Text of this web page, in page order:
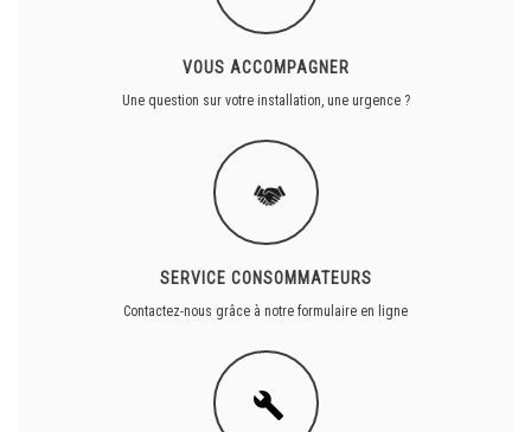
VOUS ACCOMPAGNER
Une question sur votre installation, une urgence ?
SERVICE CONSOMMATEURS
Contactez-nous grâce à notre formulaire en ligne